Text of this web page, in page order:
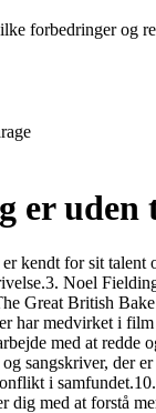
forbedringer og
er
kendt for sit
Noel
Great British
har medvirket i
med at
sangskriver, der
i
med at forstå